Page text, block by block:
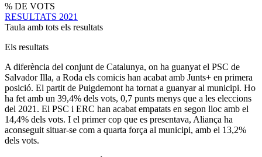
% DE VOTS
RESULTATS 2021
Taula amb tots els resultats
Els resultats
A diferència del conjunt de Catalunya, on ha guanyat el PSC de
Salvador Illa, a Roda els comicis han acabat amb Junts+ en primera
posició. El partit de Puigdemont ha tornat a guanyar al municipi. Ho
ha fet amb un 39,4% dels vots, 0,7 punts menys que a les eleccions
del 2021. El PSC i ERC han acabat empatats en segon lloc amb el
14,4% dels vots. I el primer cop que es presentava, Aliança ha
aconseguit situar-se com a quarta força al municipi, amb el 13,2%
dels vots.